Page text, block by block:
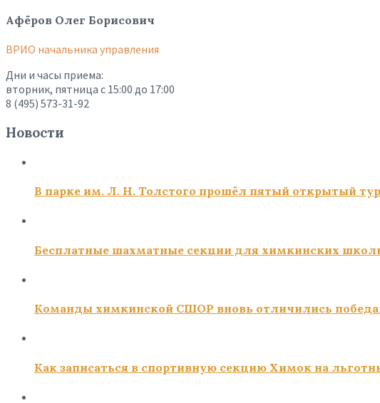
Афёров Олег Борисович
ВРИО начальника управления
Дни и часы приема:
вторник, пятница с 15:00 до 17:00
8 (495) 573-31-92
Новости
В парке им. Л. Н. Толстого прошёл пятый открытый
Бесплатные шахматные секции для химкинских
Команды химкинской СШОР вновь отличились
Как записаться в спортивную секцию Химок на